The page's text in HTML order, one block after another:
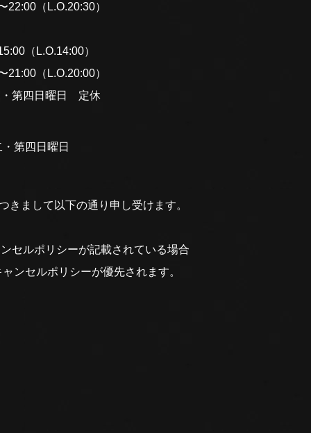
22:00（L.O.20:30）
（L.O.14:00）
21:00（L.O.20:00）
第四日曜日 定休
第四日曜日
きまして以下の通り申し受けます。
セルポリシーが記載されている場合
ンセルポリシーが優先されます。